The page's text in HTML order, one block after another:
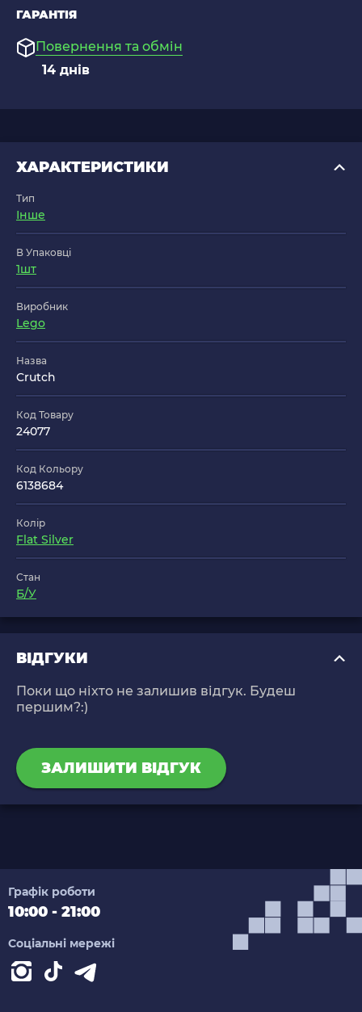
ГАРАНТІЯ
Повернення та обмін
14 днів
ХАРАКТЕРИСТИКИ
Тип
Інше
В Упаковці
1шт
Виробник
Lego
Назва
Crutch
Код Товару
24077
Код Кольору
6138684
Колір
Flat Silver
Стан
Б/У
ВІДГУКИ
Поки що ніхто не залишив відгук. Будеш
першим?:)
ЗАЛИШИТИ ВІДГУК
Графік роботи
10:00 - 21:00
Соціальні мережі